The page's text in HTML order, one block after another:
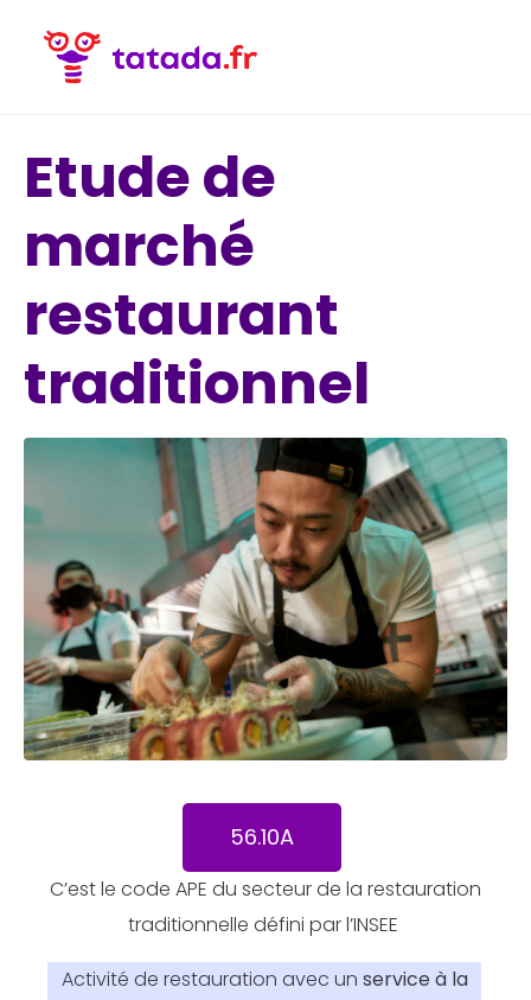
Etude de
marché
restaurant
traditionnel
56.10A
C’est le code APE du secteur de la restauration
traditionnelle défini par l’INSEE
Activité de restauration avec un service à la